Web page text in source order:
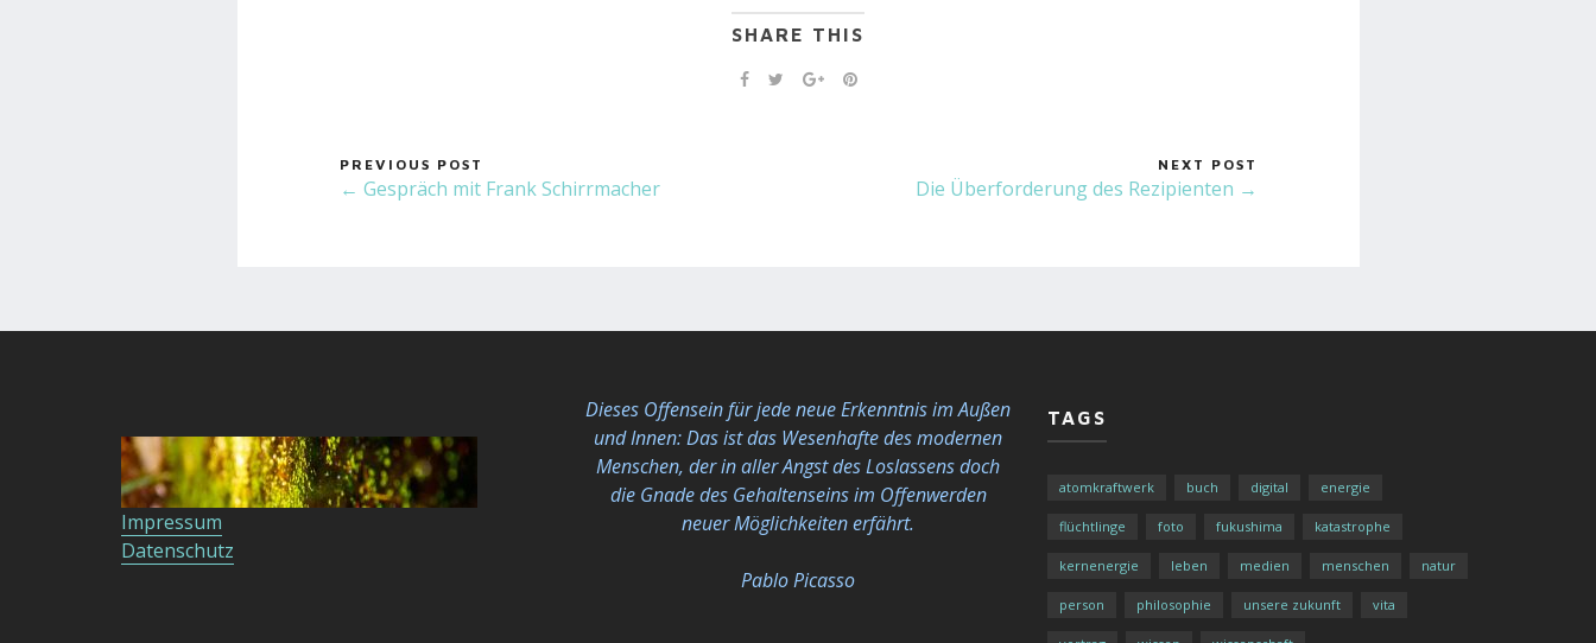
SHARE THIS
PREVIOUS POST
← Gespräch mit Frank Schirrmacher
NEXT POST
Die Überforderung des Rezipienten →
Impressum
Datenschutz
Dieses Offensein für jede neue Erkenntnis im Außen
und Innen: Das ist das Wesenhafte des modernen
Menschen, der in aller Angst des Loslassens doch
die Gnade des Gehaltenseins im Offenwerden
neuer Möglichkeitenerfährt.
Pablo Picasso
TAGS
atomkraftwerk buch digital energie
flüchtlinge foto fukushima katastrophe
kernenergie leben medien menschen natur
person philosophie unsere zukunft vita